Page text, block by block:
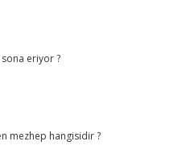
eriyor ?
mezhep hangisidir ?